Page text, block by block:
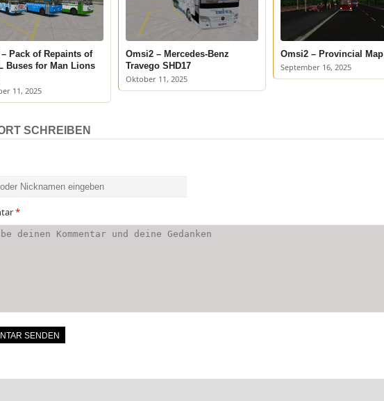
Pack of Repaints of
Buses for Man Lions
11, 2025
Omsi2 – Mercedes-Benz
Travego SHD17
Oktober 11, 2025
Omsi2 – Provincial Map
September 16, 2025
SCHREIBEN
*